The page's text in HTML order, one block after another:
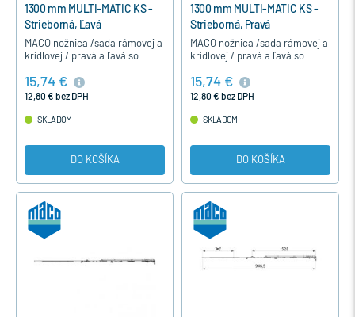
1300 mm MULTI-MATIC KS -
Strieborná, Ľavá
MACO nožnica /sada rámovej a
krídlovej / pravá a ľavá so
pre otváravo-sklopné
jednokrídlové a dvojkrídlové
15,74 €
12,80 € bez DPH
SKLADOM
DO KOŠÍKA
1300 mm MULTI-MATIC KS -
Strieborná, Pravá
MACO nožnica /sada rámovej a
krídlovej / pravá a ľavá so
pre otváravo-sklopné
jednokrídlové a dvojkrídlové
15,74 €
12,80 € bez DPH
SKLADOM
DO KOŠÍKA